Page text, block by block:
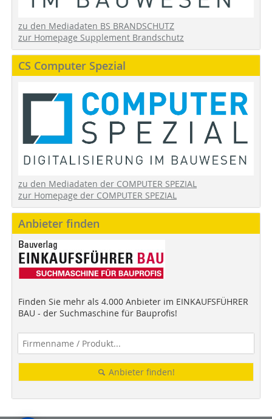
zu den Mediadaten BS BRANDSCHUTZ
zur Homepage Supplement Brandschutz
CS Computer Spezial
zu den Mediadaten der COMPUTER SPEZIAL
zur Homepage der COMPUTER SPEZIAL
Anbieter finden
Finden Sie mehr als 4.000 Anbieter im EINKAUFSFÜHRER
BAU - der Suchmaschine für Bauprofis!
Anbieter finden!